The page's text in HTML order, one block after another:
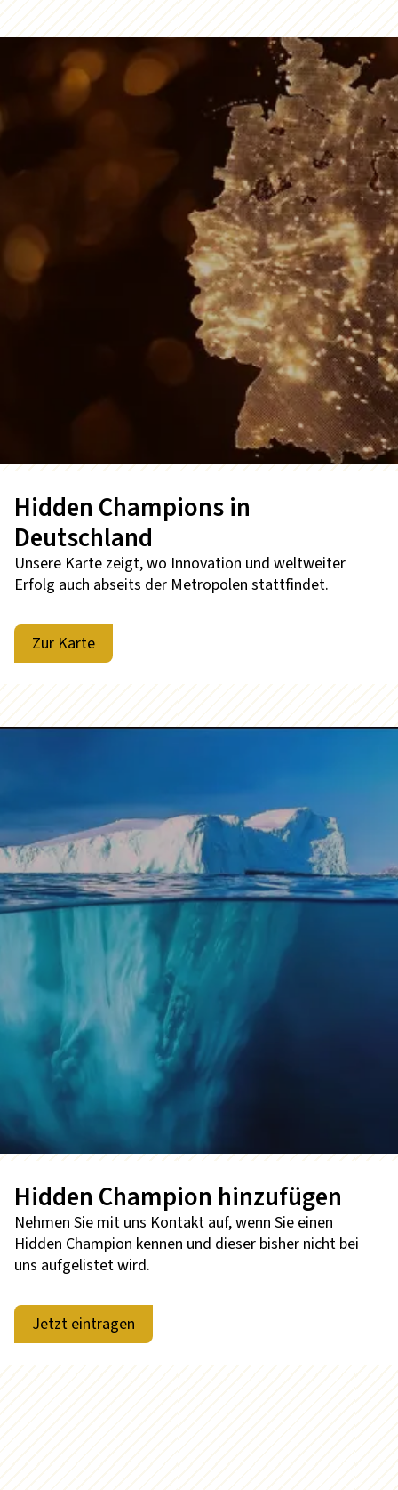
Hidden Champions in
Deutschland
Unsere Karte zeigt, wo Innovation und weltweiter
Erfolg auch abseits der Metropolen stattfindet.
Zur Karte
Hidden Champion hinzufügen
Nehmen Sie mit uns Kontakt auf, wenn Sie einen
Hidden Champion kennen und dieser bisher nicht bei
uns aufgelistet wird.
Jetzt eintragen